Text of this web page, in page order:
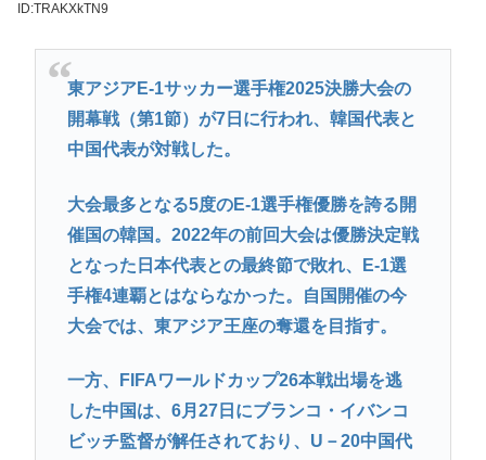
ID:TRAKXkTN9
東アジアE-1サッカー選手権2025決勝大会の
開幕戦（第1節）が7日に行われ、韓国代表と
中国代表が対戦した。
大会最多となる5度のE-1選手権優勝を誇る開
催国の韓国。2022年の前回大会は優勝決定戦
となった日本代表との最終節で敗れ、E-1選
手権4連覇とはならなかった。自国開催の今
大会では、東アジア王座の奪還を目指す。
一方、FIFAワールドカップ26本戦出場を逃
した中国は、6月27日にブランコ・イバンコ
ビッチ監督が解任されており、U－20中国代